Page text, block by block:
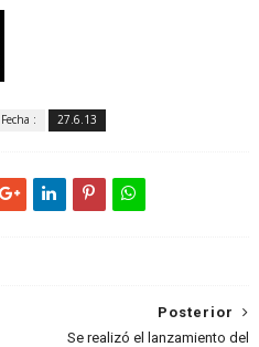
Fecha : 27.6.13
Posterior
Se realizó el lanzamiento del